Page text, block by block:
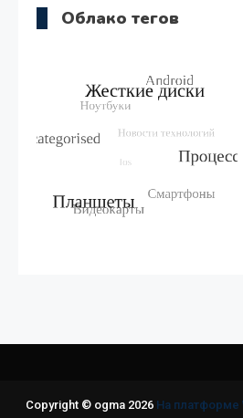
Облако тегов
Copyright © ogma 2026 На платформе